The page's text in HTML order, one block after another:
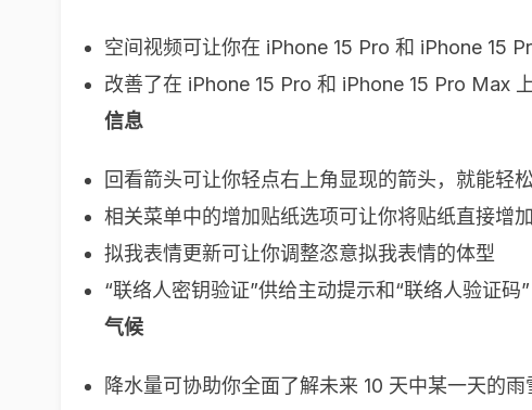
空间视频可让你在 iPhone 15 Pro 和 iPhone 15
改善了在 iPhone 15 Pro 和 iPhone 15 Pro Max
信息
回看箭头可让你轻点右上角显现的箭头，就能轻
相关菜单中的增加贴纸选项可让你将贴纸直接增
拟我表情更新可让你调整恣意拟我表情的体型
“联络人密钥验证”供给主动提示和“联络人验证
气候
降水量可协助你全面了解未来 10 天中某一天的雨